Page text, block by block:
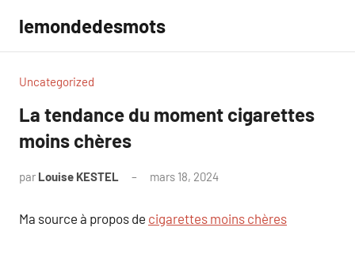
contenu
lemondedesmots
Uncategorized
La tendance du moment cigarettes
moins chères
par Louise KESTEL mars 18, 2024
Ma source à propos de cigarettes moins chères